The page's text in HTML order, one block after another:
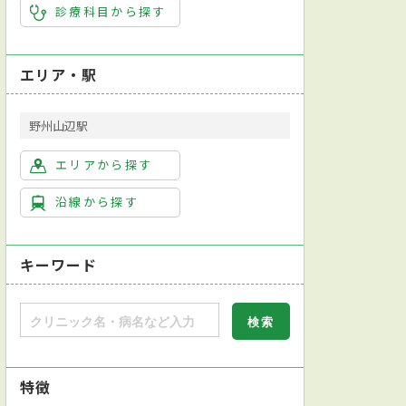
診療科目から探す
エリア・駅
野州山辺駅
エリアから探す
沿線から探す
キーワード
特徴